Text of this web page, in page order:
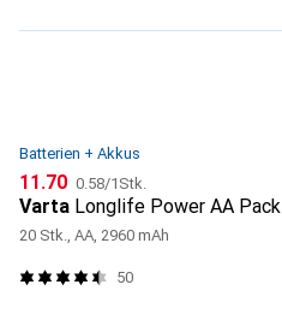
Batterien + Akkus
CHF
11.70 CHF
0.58/1Stk.
Varta Longlife Power AA Pack
20 Stk., AA, 2960 mAh
50